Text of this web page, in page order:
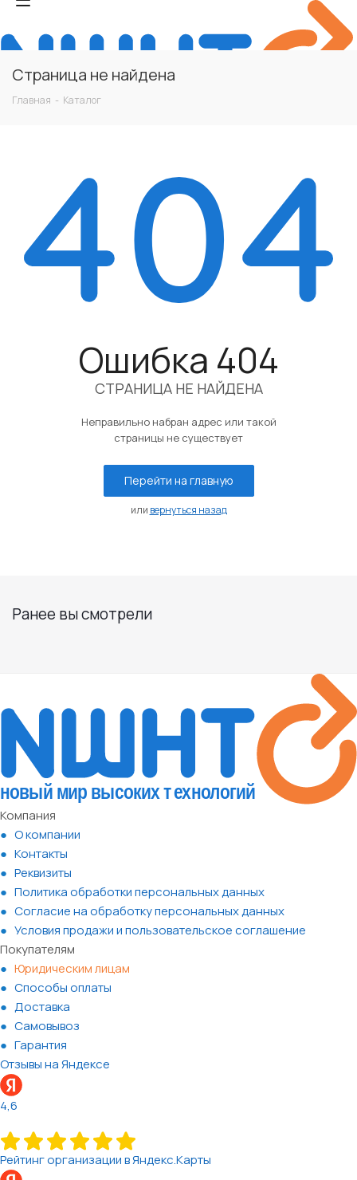
Страница не найдена
Главная - Каталог
Ошибка 404
СТРАНИЦА НЕ НАЙДЕНА
Неправильно набран адрес или такой
страницы не существует
Перейти на главную
или вернуться назад
Ранее вы смотрели
Компания
О компании
Контакты
Реквизиты
Политика обработки персональных данных
Согласие на обработку персональных данных
Условия продажи и пользовательское соглашение
Покупателям
Юридическим лицам
Способы оплаты
Доставка
Самовывоз
Гарантия
Отзывы на Яндексе
4,6
Рейтинг организации в Яндекс.Карты